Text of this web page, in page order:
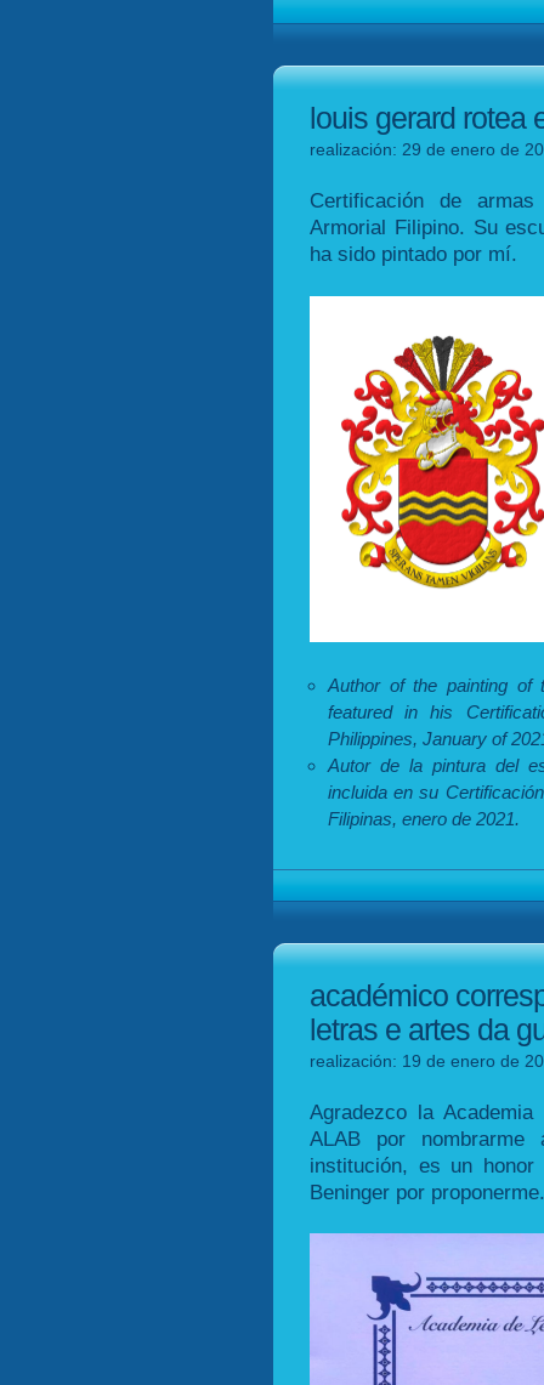
louis gerard rotea
realización: 29 de enero de
Certificación de
Armorial Filipino. Su
ha sido pintado por mí.
Author of the painting
featured in his
Philippines, January of
Autor de la pintura del
incluida en su
Filipinas, enero de 2021.
académico
letras e artes da
realización: 19 de enero de
Agradezco la
ALAB por nombrarme
institución, es un
Beninger por proponerme.